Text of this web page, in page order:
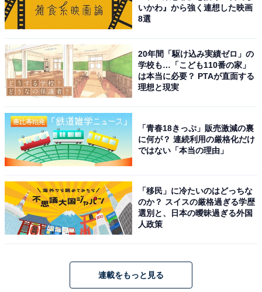
いかわ』から強く連想した映画
8選
20年間「駆け込み実績ゼロ」の
学校も…「こども110番の家」
は本当に必要？ PTAが直面する
理想と現実
「青春18きっぷ」販売激減の裏
に何が？ 連続利用の厳格化だけ
ではない「本当の理由」
「移民」に冷たいのはどっちな
のか？ スイスの厳格過ぎる学歴
選別と、日本の曖昧過ぎる外国
人政策
連載をもっと見る